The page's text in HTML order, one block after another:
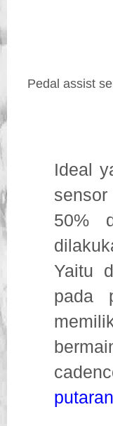
Pedal assist
Ideal
50%
Yaitu
pada